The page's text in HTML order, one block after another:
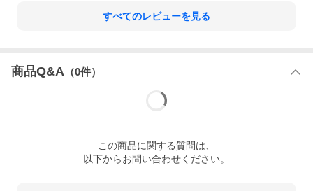
すべてのレビューを見る
商品Q&A （0件）
この商品に関する質問は、
以下からお問い合わせください。